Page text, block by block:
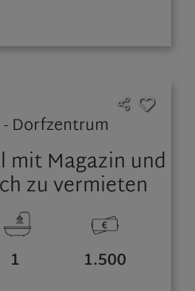
Dorfzentrum
mit Magazin und
zu vermieten
1 1.500